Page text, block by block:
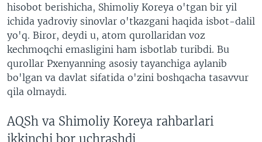
hisobot berishicha, Shimoliy Koreya o'tgan bir yil
ichida yadroviy sinovlar o'tkazgani haqida isbot-dalil
yo'q. Biror, deydi u, atom qurollaridan voz
kechmoqchi emasligini ham isbotlab turibdi. Bu
qurollar Pxenyanning asosiy tayanchiga aylanib
bo'lgan va davlat sifatida o'zini boshqacha tasavvur
qila olmaydi.
AQSh va Shimoliy Koreya rahbarlari
ikkinchi bor uchrashdi